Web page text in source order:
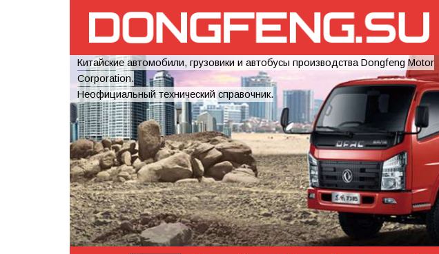
Китайские автомобили, грузовики и автобусы производства Dongfeng Motor
Corporation.
Неофициальный технический справочник.